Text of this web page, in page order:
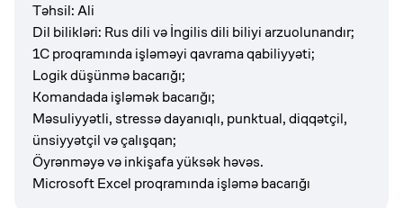
Təhsil: Ali
Dil bilikləri: Rus dili və İngilis dili biliyi arzuolunandır;
1C proqramında işləməyi qavrama qabiliyyəti;
Logik düşünmə bacarığı;
Komandada işləmək bacarığı;
Məsuliyyətli, stressə dayanıqlı, punktual, diqqətçil,
ünsiyyətçil və çalışqan;
Öyrənməyə və inkişafa yüksək həvəs.
Microsoft Excel proqramında işləmə bacarığı